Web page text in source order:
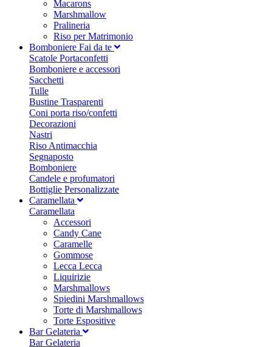
Macarons
Marshmallow
Pralineria
Riso per Matrimonio
Bomboniere Fai da te
Scatole Portaconfetti
Bomboniere e accessori
Sacchetti
Tulle
Bustine Trasparenti
Coni porta riso/confetti
Decorazioni
Nastri
Riso Antimacchia
Segnaposto
Bomboniere
Candele e profumatori
Bottiglie Personalizzate
Caramellata
Caramellata
Accessori
Candy Cane
Caramelle
Gommose
Lecca Lecca
Liquirizie
Marshmallows
Spiedini Marshmallows
Torte di Marshmallows
Torte Espositive
Bar Gelateria
Bar Gelateria